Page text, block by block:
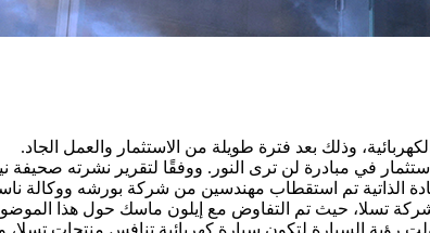
وذلك بعد فترة طويلة من الاستثمار والعمل الجاد.
دولار، وهو مبلغ كبير للاستثمار في مبادرة لن ترى النور. ووفقًا
الذاتية تم استقطاب مهندسين من شركة بورشه ووكالة